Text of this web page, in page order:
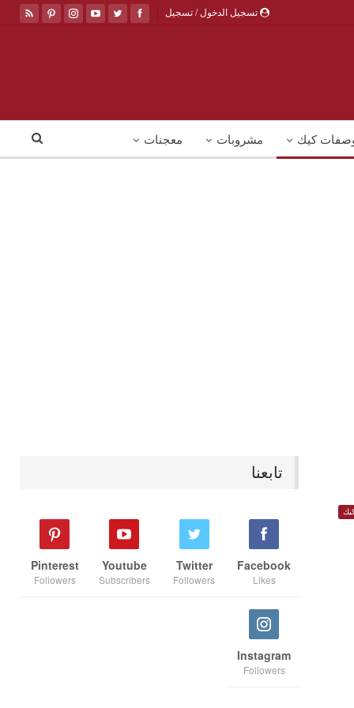
تسجيل الدخول / تسجيل
كيك مشروبات معجنات
تابعنا
Facebook
Likes
Twitter
Followers
Youtube
Subscribers
Pinterest
Followers
Instagram
Followers